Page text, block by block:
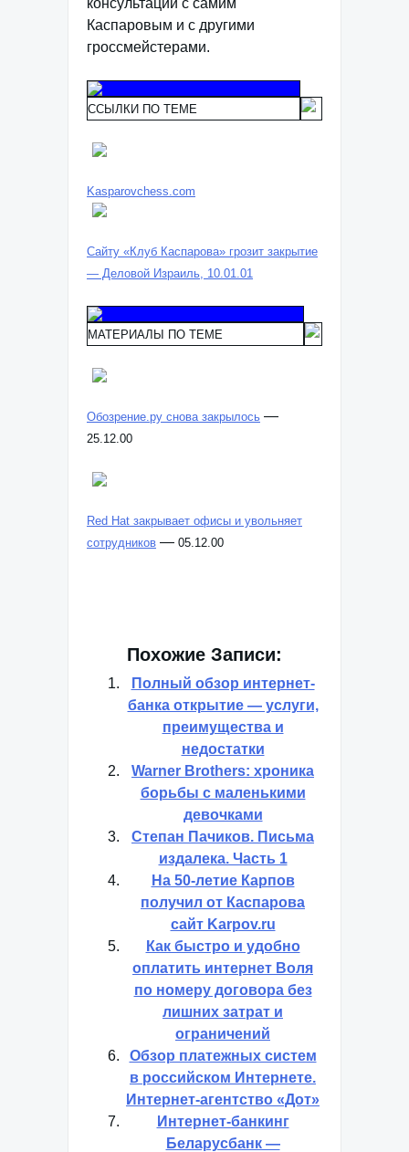
консультации с самим
Каспаровым и с другими
гроссмейстерами.
ССЫЛКИ ПО ТЕМЕ
Kasparovchess.com
Сайту «Клуб Каспарова» грозит закрытие
— Деловой Израиль, 10.01.01
МАТЕРИАЛЫ ПО ТЕМЕ
Обозрение.ру снова закрылось —
25.12.00
Red Hat закрывает офисы и увольняет
сотрудников — 05.12.00
Похожие Записи:
Полный обзор интернет-
банка открытие — услуги,
преимущества и
недостатки
Warner Brothers: хроника
борьбы с маленькими
девочками
Степан Пачиков. Письма
издалека. Часть 1
На 50-летие Карпов
получил от Каспарова
сайт Karpov.ru
Как быстро и удобно
оплатить интернет Воля
по номеру договора без
лишних затрат и
ограничений
Обзор платежных систем
в российском Интернете.
Интернет-агентство «Дот»
Интернет-банкинг
Беларусбанк —